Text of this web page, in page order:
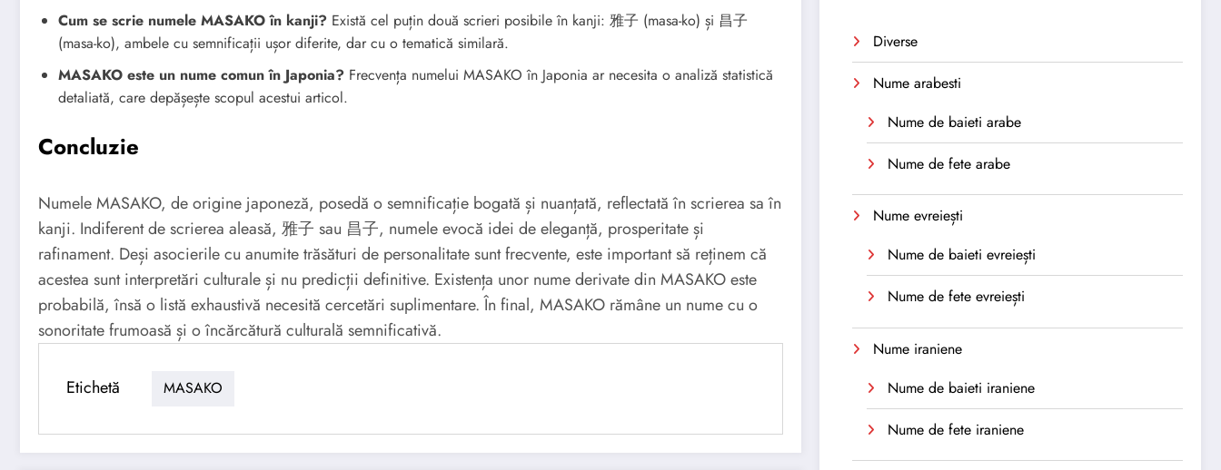
Cum se scrie numele MASAKO în kanji? Există cel puțin două scrieri posibile în kanji: 雅子 (masa-ko) și 昌子
(masa-ko), ambele cu semnificații ușor diferite, dar cu o tematică similară.
MASAKO este un nume comun în Japonia? Frecvența numelui MASAKO în Japonia ar necesita o analiză statistică
detaliată, care depășește scopul acestui articol.
Concluzie
Numele MASAKO, de origine japoneză, posedă o semnificație bogată și nuanțată, reflectată în scrierea sa în
kanji. Indiferent de scrierea aleasă, 雅子 sau 昌子, numele evocă idei de eleganță, prosperitate și
rafinament. Deși asocierile cu anumite trăsături de personalitate sunt frecvente, este important să reținem că
acestea sunt interpretări culturale și nu predicții definitive. Existența unor nume derivate din MASAKO este
probabilă, însă o listă exhaustivă necesită cercetări suplimentare. În final, MASAKO rămâne un nume cu o
sonoritate frumoasă și o încărcătură culturală semnificativă.
Etichetă MASAKO
Diverse
Nume arabesti
Nume de baieti arabe
Nume de fete arabe
Nume evreiești
Nume de baieti evreiești
Nume de fete evreiești
Nume iraniene
Nume de baieti iraniene
Nume de fete iraniene